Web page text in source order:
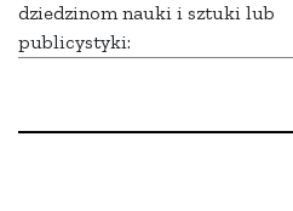
dziedzinom nauki i sztuki lub
publicystyki: